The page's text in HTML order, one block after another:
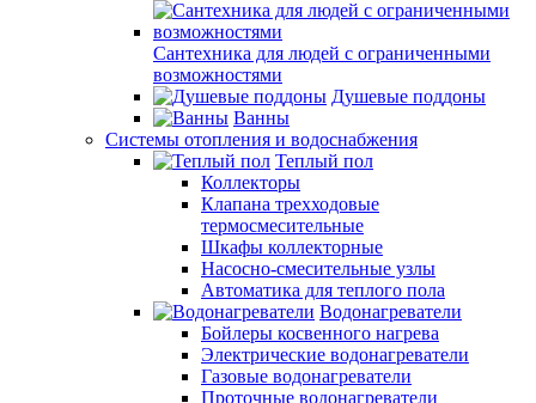
Сантехника для людей с ограниченными
возможностями
Душевые поддоны
Ванны
Системы отопления и водоснабжения
Теплый пол
Коллекторы
Клапана трехходовые
термосмесительные
Шкафы коллекторные
Насосно-смесительные узлы
Автоматика для теплого пола
Водонагреватели
Бойлеры косвенного нагрева
Электрические водонагреватели
Газовые водонагреватели
Проточные водонагреватели